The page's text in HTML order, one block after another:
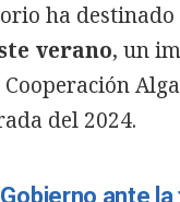
ha
verano, un
del 2024.
ante